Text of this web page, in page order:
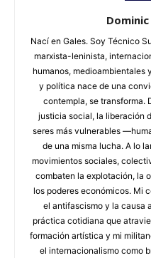
Nací en Gales. Soy Técnico
marxista-leninista,
humanos, medioambientales
y política nace de una
contempla, se transforma.
justicia social, la liberación
seres más vulnerables
de una misma lucha. A lo
movimientos sociales,
combaten la explotación, la
los poderes económicos. Mi
el antifascismo y la causa
práctica cotidiana que
formación artística y mi
el internacionalismo como